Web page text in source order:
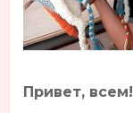
Привет, всем!